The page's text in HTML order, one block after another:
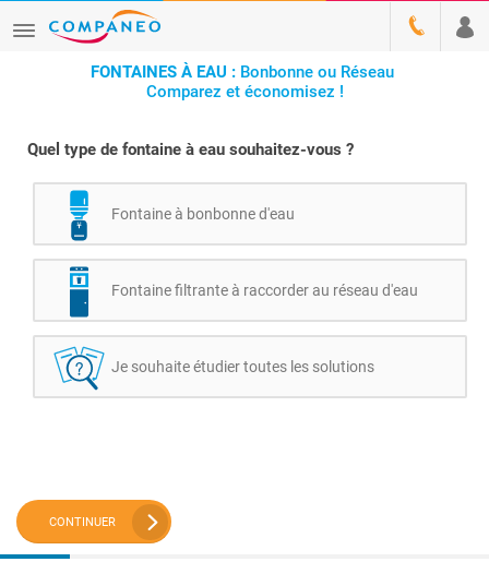
FONTAINES À EAU : Bonbonne ou Réseau
Comparez et économisez !
Quel type de fontaine à eau souhaitez-vous ?
Fontaine à bonbonne d'eau
Fontaine filtrante à raccorder au réseau d'eau
Je souhaite étudier toutes les solutions
CONTINUER